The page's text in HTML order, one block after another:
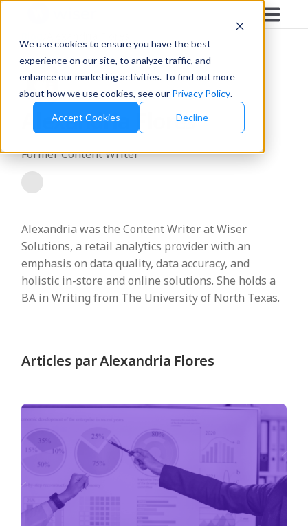
We use cookies to ensure you have the best
experience on our site, to analyze traffic, and
enhance our marketing activities. To find out more
about how we use cookies, see our Privacy Policy.
Accept Cookies Decline
Alexandria Flores
Former Content Writer
Alexandria was the Content Writer at Wiser
Solutions, a retail analytics provider with an
emphasis on data quality, data accuracy, and
holistic in-store and online solutions. She holds a
BA in Writing from The University of North Texas.
Articles par Alexandria Flores